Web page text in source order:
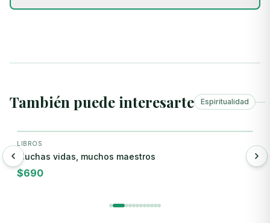
También puede interesarte
Espiritualidad
LIBROS
Muchas vidas, muchos maestros
$690